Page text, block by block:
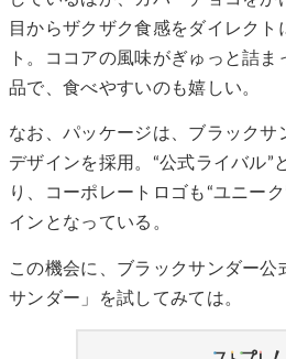
目からザクザク食感をダイレクト
ト。ココアの風味がぎゅっと詰
品で、食べやすいのも嬉しい。
なお、パッケージは、ブラックサ
デザインを採用。“公式ライバル”
り、コーポレートロゴも“ユニー
インとなっている。
この機会に、ブラックサンダー公
サンダー」を試してみては。